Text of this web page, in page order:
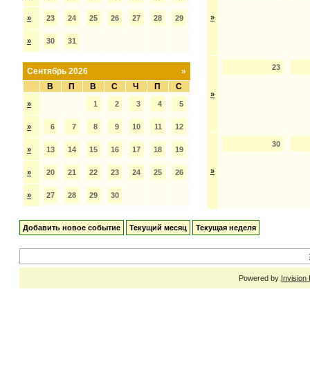
» 23 24 25 26 27 28 29
» 30 31
»
Сентябрь 2026
В
П В С Ч П С
» 1 2 3 4 5
» 6 7 8 9 10 11 12
» 13 14 15 16 17 18 19
» 20 21 22 23 24 25 26
» 27 28 29 30
»
»
23
»
30
Добавить новое событие Текущий месяц Текущая неделя
Powered by Invision